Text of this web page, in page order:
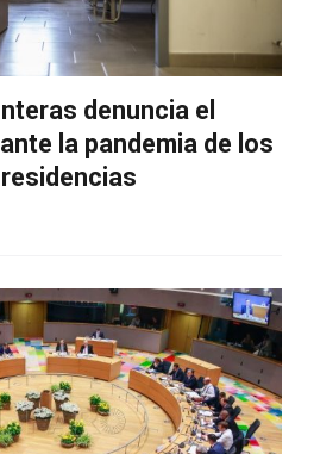
denuncia el
la pandemia de los